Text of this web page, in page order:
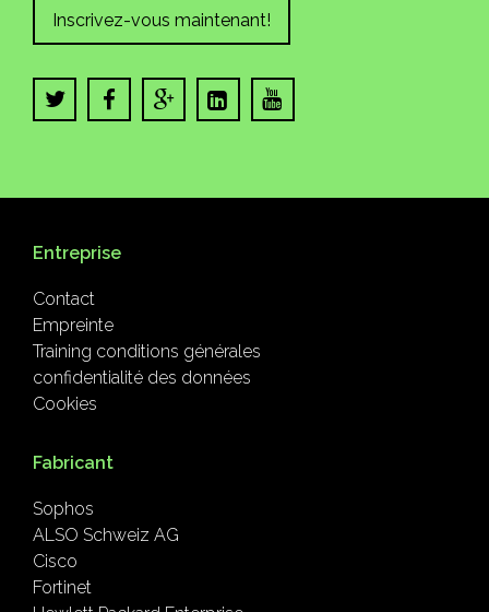
Inscrivez-vous maintenant!
Entreprise
Contact
Empreinte
Training conditions générales
confidentialité des données
Cookies
Fabricant
Sophos
ALSO Schweiz AG
Cisco
Fortinet